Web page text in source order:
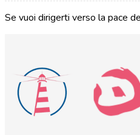
Se vuoi dirigerti verso la pace